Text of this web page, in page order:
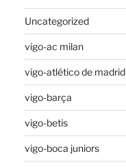
Uncategorized
vigo-ac milan
vigo-atlético de madrid
vigo-barça
vigo-betis
vigo-boca juniors